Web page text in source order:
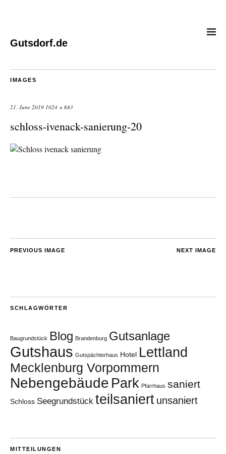
Gutsdorf.de
IMAGES
21. June 2019 1024 × 683
schloss-ivenack-sanierung-20
NEXT IMAGE
PREVIOUS IMAGE
SCHLAGWÖRTER
Baugrundstück Blog Brandenburg Gutsanlage
Gutshaus Gutspächterhaus Hotel Lettland
Mecklenburg Vorpommern
Nebengebäude Park Pfarrhaus saniert
Schloss Seegrundstück teilsaniert unsaniert
MITTEILUNGEN